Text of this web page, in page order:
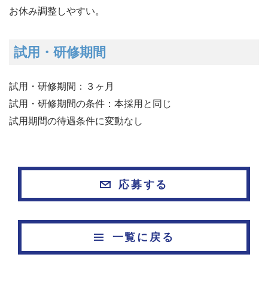
お休み調整しやすい。
試用・研修期間
試用・研修期間：３ヶ月
試用・研修期間の条件：本採用と同じ
試用期間の待遇条件に変動なし
応募する
一覧に戻る